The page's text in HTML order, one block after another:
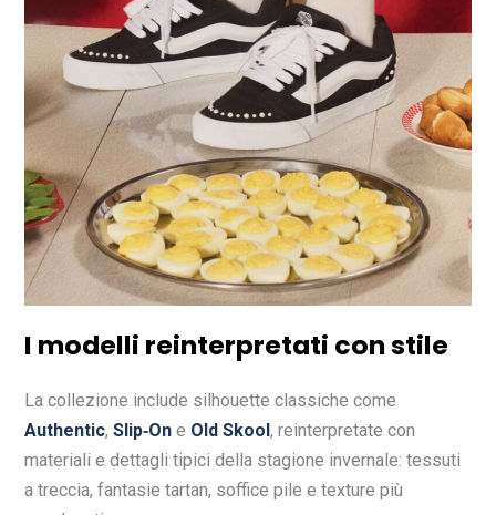
I modelli reinterpretati con stile
La collezione include silhouette classiche come
Authentic, Slip‑On e Old Skool , reinterpretate con
materiali e dettagli tipici della stagione invernale: tessuti
a treccia, fantasie tartan, soffice pile e texture più